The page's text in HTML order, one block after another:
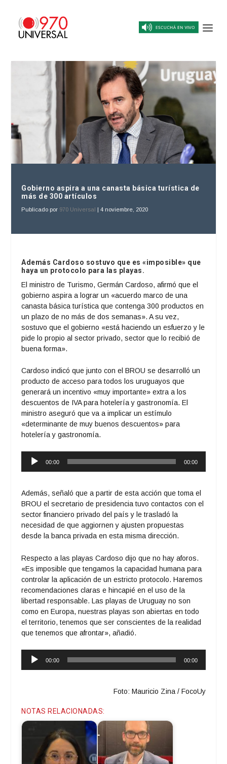
Gobierno aspira a una canasta básica turística de
más de 300 artículos
Publicado por 970 Universal |4 noviembre, 2020
Además Cardoso sostuvo que es «imposible» que
haya un protocolo para las playas.
El ministro de Turismo, Germán Cardoso, afirmó que el
gobierno aspira a lograr un «acuerdo marco de una
canasta básica turística que contenga 300 productos en
un plazo de no más de dos semanas». A su vez,
sostuvo que el gobierno «está haciendo un esfuerzo y le
pide lo propio al sector privado, sector que lo recibió de
buena forma».
Cardoso indicó que junto con el BROU se desarrolló un
producto de acceso para todos los uruguayos que
generará un incentivo «muy importante» extra a los
descuentos de IVA para hotelería y gastronomía. El
ministro aseguró que va a implicar un estímulo
«determinante de muy buenos descuentos» para
hotelería y gastronomía.
Reproductor
00:00 00:00
Además, señaló que a partir de esta acción que toma el
BROU el secretario de presidencia tuvo contactos con el
sector financiero privado del país y le trasladó la
necesidad de que aggiornen y ajusten propuestas
desde la banca privada en esta misma dirección.
Respecto a las playas Cardoso dijo que no hay aforos.
«Es imposible que tengamos la capacidad humana para
controlar la aplicación de un estricto protocolo. Haremos
recomendaciones claras e hincapié en el uso de la
libertad responsable. Las playas de Uruguay no son
como en Europa, nuestras playas son abiertas en todo
el territorio, tenemos que ser conscientes de la realidad
que tenemos que afrontar», añadió.
Reproductor
00:00 00:00
Foto: Mauricio Zina / FocoUy
NOTAS RELACIONADAS: